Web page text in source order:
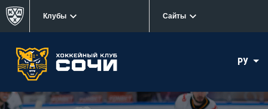
Клубы Сайты
РУ